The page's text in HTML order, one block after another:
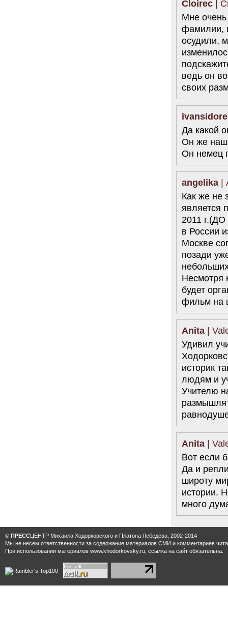
Cloirec |
Мне очень
фамилии,
осудили,
ведь он
своих
Да какой
Он же наш
Он немец
angelika |
Как же не
является
2011 г.(ДО
в России
Москве
позади
Несмотря
будет
фильм на
Anita |
Удивил
историк
людям и
Учителю
Anita |
Вот если
Да и
широту
истории.
много
© ПРЕССЦЕНТР Михаила Ходорковского и Платона Лебедева, 2002-2014
Мы не несем ответственности за содержание материалов CМИ и комментариев
При использовании материалов www.khodorkovsky.ru, ссылка на сайт обязательна.